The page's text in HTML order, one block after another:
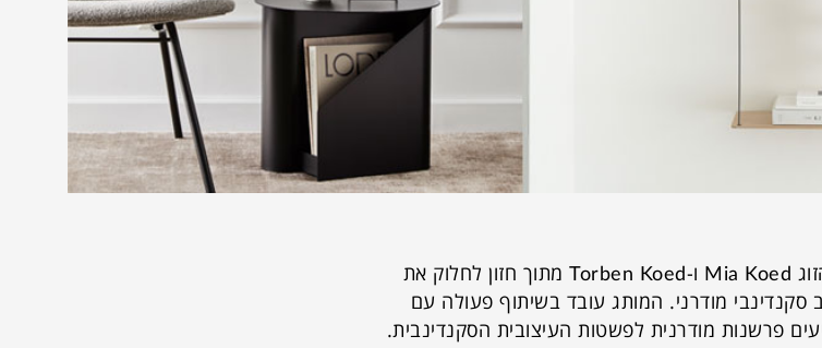
מותג דני שהוקם ב-2014 על ידי בני הזוג Mia Koed ו-Torben Koed מתוך חזון לחלוק את
מודרני. המותג עובד בשיתוף פעולה עם
פרשנות מודרנית לפשטות העיצובית הסקנדינבית.